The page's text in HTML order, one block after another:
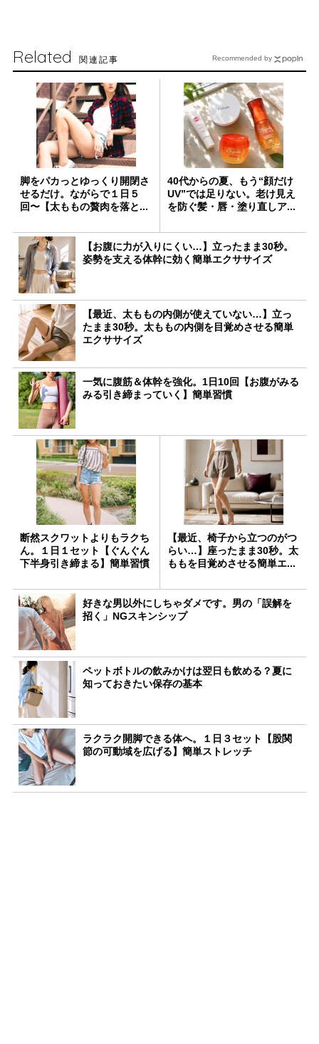
Related 関連記事
脚をパカっとゆっくり開閉さ
せるだけ。ながらで１日５
回〜【太ももの贅肉を落と...
40代からの夏、もう“顔だけ
UV”では足りない。老け見え
を防ぐ髪・唇・塗り直しア...
【お腹に力が入りにくい…】立ったまま30秒。
姿勢を支える体幹に効く簡単エクササイズ
【最近、太ももの内側が使えていない…】立っ
たまま30秒。太ももの内側を目覚めさせる簡単
エクササイズ
一気に腹筋＆体幹を強化。1日10回【お腹がみる
みる引き締まっていく】簡単習慣
断然スクワットよりもラクち
ん。１日１セット【ぐんぐん
下半身引き締まる】簡単習慣
【最近、椅子から立つのがつ
らい…】座ったまま30秒。太
ももを目覚めさせる簡単エ...
好きな男以外にしちゃダメです。男の「誤解を
招く」NGスキンシップ
ペットボトルの飲みかけは翌日も飲める？夏に
知っておきたい保存の基本
ラクラク開脚できる体へ。１日３セット【股関
節の可動域を広げる】簡単ストレッチ
Recommended by